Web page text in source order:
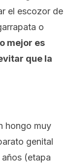
el escozor de
o
mejor es
que la
hongo muy
genital
(etapa